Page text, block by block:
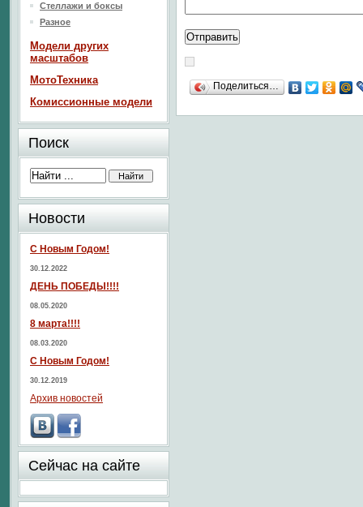
Поделиться…
Стеллажи и боксы
Разное
Модели других
масштабов
МотоТехника
Комиссионные модели
Поиск
Новости
С Новым Годом!
30.12.2022
ДЕНЬ ПОБЕДЫ!!!!
08.05.2020
8 марта!!!!
08.03.2020
С Новым Годом!
30.12.2019
Архив новостей
Сейчас на сайте